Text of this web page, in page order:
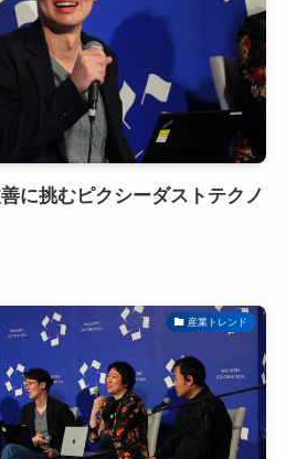
に挑むピクシーダストテクノ
産業トレンド